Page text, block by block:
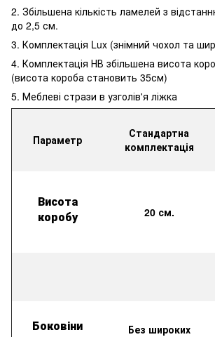
2. Збільшена кількість ламелей з
до 2,5 см.
3. Комплектація Lux (знімний чохол та
4. Комплектація НВ збільшена висота
(висота короба становить 35см)
5. Меблеві стрази в узголів'я ліжка
Параметр
Стандартна
комплектація
Висота
коробу
20 см.
Боковіни
Без широких